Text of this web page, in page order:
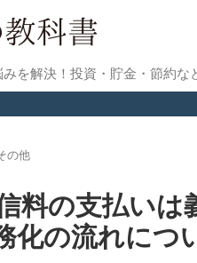
を解決！投資・貯金・節約な
の他
料の支払いは
化の流れにつ